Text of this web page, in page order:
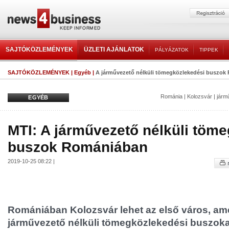
SAJTÓKÖZLEMÉNYEK ÜZLETI AJÁNLATOK PÁLYÁZATOK TIPPEK
SAJTÓKÖZLEMÉNYEK | Egyéb | A járművezető nélküli tömegközlekedési buszok
EGYÉB Románia | Kolozsvár |
MTI: A járművezető nélküli
buszok Romániában
2019-10-25 08:22 |
Romániában Kolozsvár lehet az első város,
járművezető nélküli tömegközlekedési